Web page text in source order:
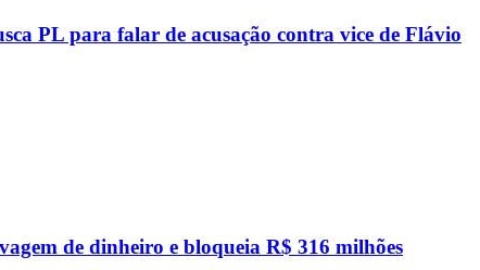
PL para falar de acusação contra vice de Flávio
de dinheiro e bloqueia R$ 316 milhões